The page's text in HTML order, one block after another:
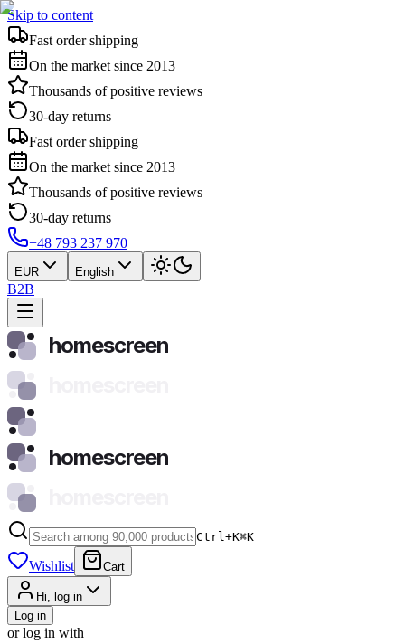
Skip to content
Fast order shipping
On the market since 2013
Thousands of positive reviews
30-day returns
Fast order shipping
On the market since 2013
Thousands of positive reviews
30-day returns
+48 793 237 970
EUR English
B2B
homescreen
homescreen
Ctrl+K⌘K
Wishlist Cart
Hi, log in
Log in
or log in with